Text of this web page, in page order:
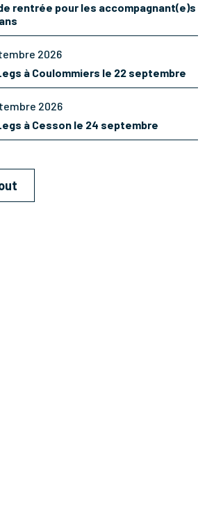
rentrée pour les accompagnant(e)s
2026
à Coulommiers le 22 septembre
2026
à Cesson le 24 septembre